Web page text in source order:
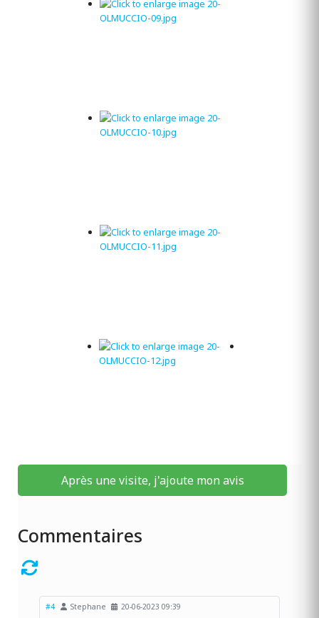
Après une visite, j'ajoute mon avis
Commentaires
#4 Stephane 20-06-2023 09:39